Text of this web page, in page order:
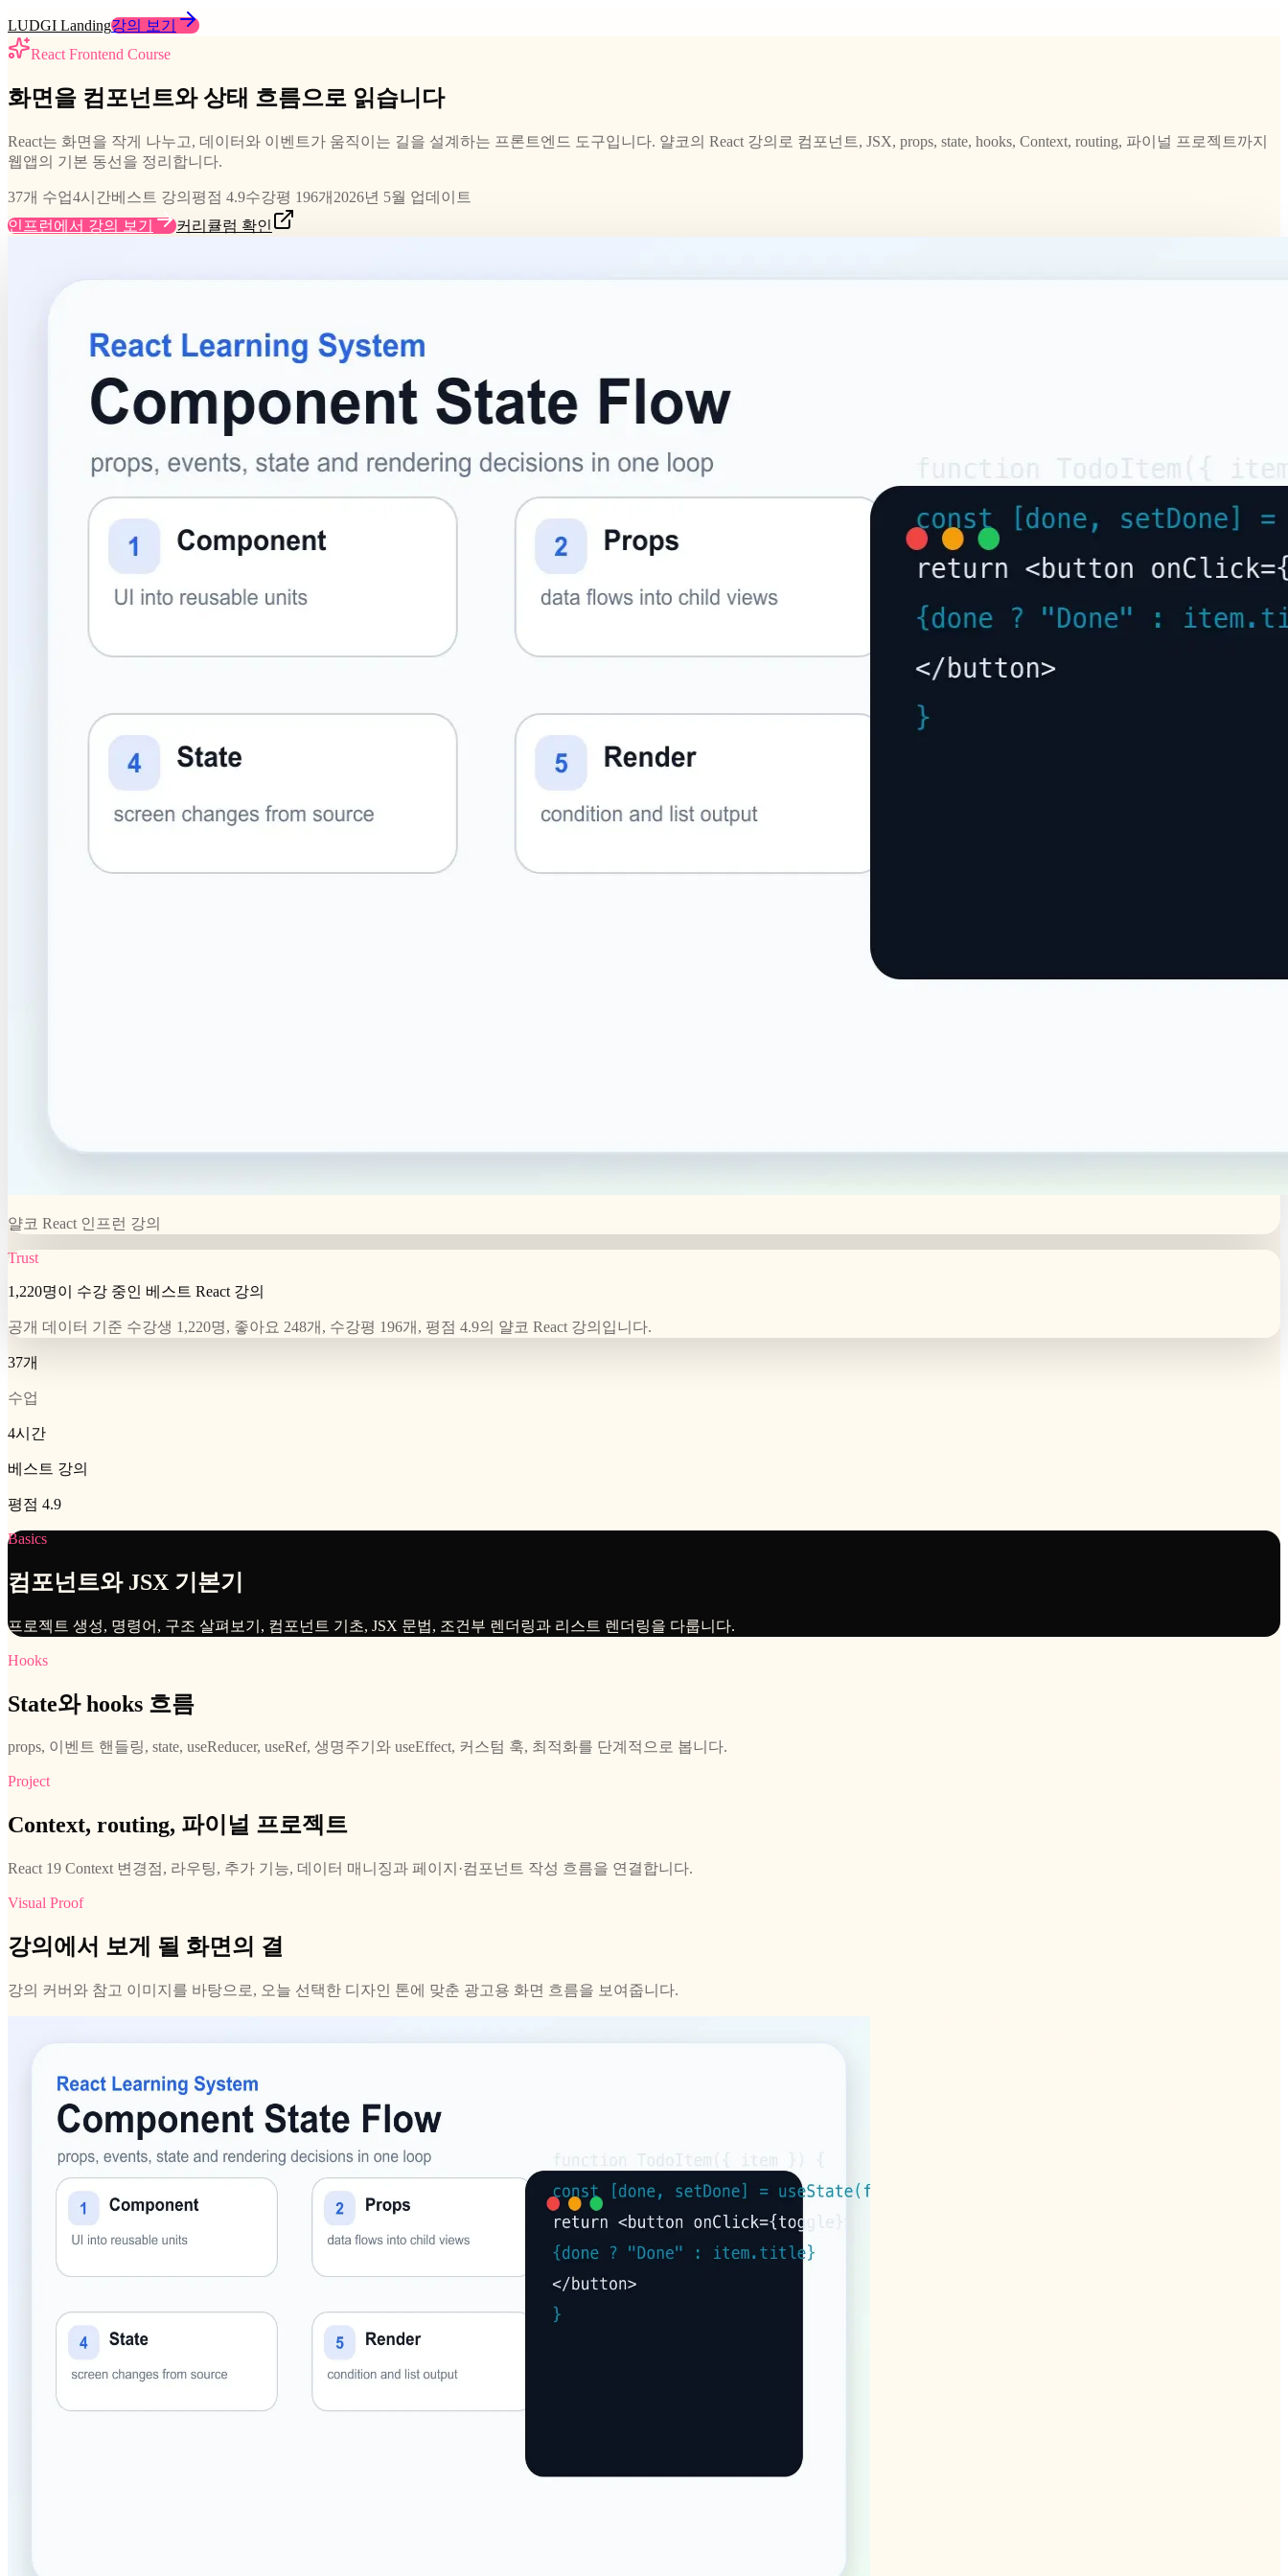
LUDGI Landing강의 보기
React Frontend Course
화면을 컴포넌트와 상태 흐름으로 읽습니다
React는 화면을 작게 나누고, 데이터와 이벤트가 움직이는 길을 설계하는 프론트엔드 도구입니다. 얄코의 React 강의로 컴포넌트, JSX, props, state, hooks, Context, routing, 파이널 프로젝트까지
웹앱의 기본 동선을 정리합니다.
37개 수업4시간베스트 강의 평점 4.9수강평 196개 2026년 5월 업데이트
인프런에서 강의 보기
커리큘럼 확인
얄코 React 인프런 강의
Trust
1,220명이 수강 중인 베스트 React 강의
공개 데이터 기준 수강생 1,220명, 좋아요 248개, 수강평 196개, 평점 4.9의 얄코 React 강의입니다.
37개
수업
4시간
베스트 강의
평점 4.9
Basics
컴포넌트와 JSX 기본기
프로젝트 생성, 명령어, 구조 살펴보기, 컴포넌트 기초, JSX 문법, 조건부 렌더링과 리스트 렌더링을 다룹니다.
Hooks
State와 hooks 흐름
props, 이벤트 핸들링, state, useReducer, useRef, 생명주기와 useEffect, 커스텀 훅, 최적화를 단계적으로 봅니다.
Project
Context, routing, 파이널 프로젝트
React 19 Context 변경점, 라우팅, 추가 기능, 데이터 매니징과 페이지·컴포넌트 작성 흐름을 연결합니다.
Visual Proof
강의에서 보게 될 화면의 결
강의 커버와 참고 이미지를 바탕으로, 오늘 선택한 디자인 톤에 맞춘 광고용 화면 흐름을 보여줍니다.